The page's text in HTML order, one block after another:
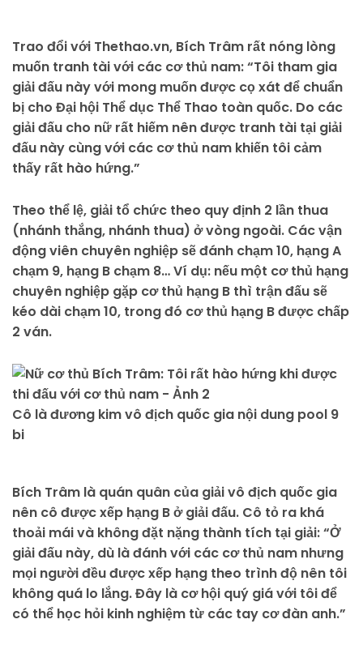
Trao đổi với Thethao.vn, Bích Trâm rất nóng lòng
muốn tranh tài với các cơ thủ nam: “Tôi tham gia
giải đấu này với mong muốn được cọ xát để chuẩn
bị cho Đại hội Thể dục Thể Thao toàn quốc. Do các
giải đấu cho nữ rất hiếm nên được tranh tài tại giải
đấu này cùng với các cơ thủ nam khiến tôi cảm
thấy rất hào hứng.”
Theo thể lệ, giải tổ chức theo quy định 2 lần thua
(nhánh thắng, nhánh thua) ở vòng ngoài. Các vận
động viên chuyên nghiệp sẽ đánh chạm 10, hạng A
chạm 9, hạng B chạm 8… Ví dụ: nếu một cơ thủ hạng
chuyên nghiệp gặp cơ thủ hạng B thì trận đấu sẽ
kéo dài chạm 10, trong đó cơ thủ hạng B được chấp
2 ván.
Cô là đương kim vô địch quốc gia nội dung pool 9
bi
Bích Trâm là quán quân của giải vô địch quốc gia
nên cô được xếp hạng B ở giải đấu. Cô tỏ ra khá
thoải mái và không đặt nặng thành tích tại giải: “Ở
giải đấu này, dù là đánh với các cơ thủ nam nhưng
mọi người đều được xếp hạng theo trình độ nên tôi
không quá lo lắng. Đây là cơ hội quý giá với tôi để
có thể học hỏi kinh nghiệm từ các tay cơ đàn anh.”